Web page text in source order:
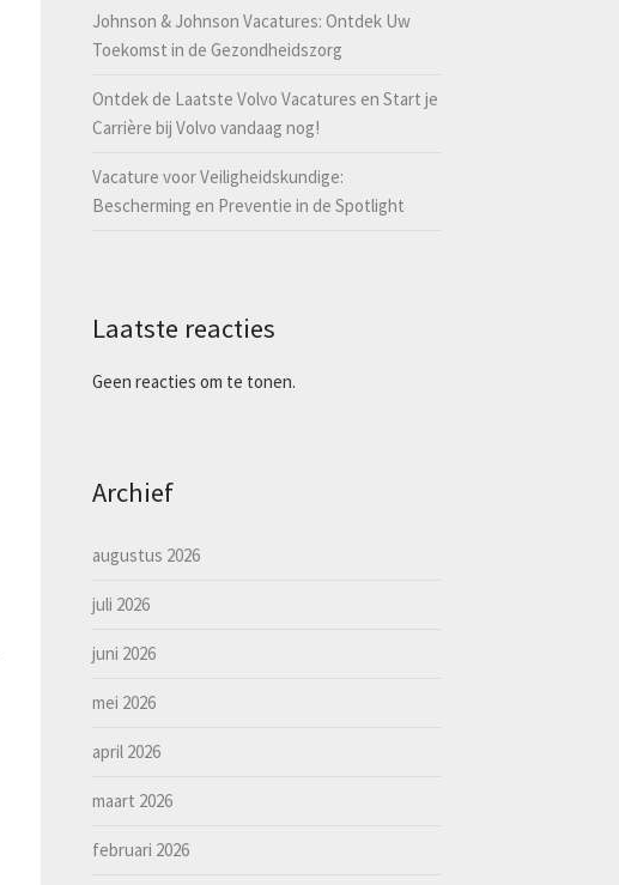
Johnson & Johnson Vacatures: Ontdek Uw
Toekomst in de Gezondheidszorg
Ontdek de Laatste Volvo Vacatures en Start je
Carrière bij Volvo vandaag nog!
Vacature voor Veiligheidskundige:
Bescherming en Preventie in de Spotlight
Laatste reacties
Geen reacties om te tonen.
Archief
augustus 2026
juli 2026
juni 2026
mei 2026
april 2026
maart 2026
februari 2026